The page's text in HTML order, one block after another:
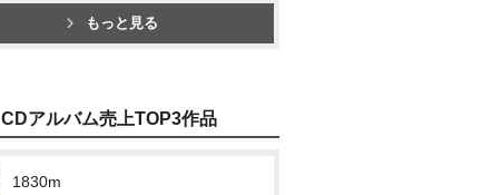
もっと見る
CDアルバム売上TOP3作品
1830m